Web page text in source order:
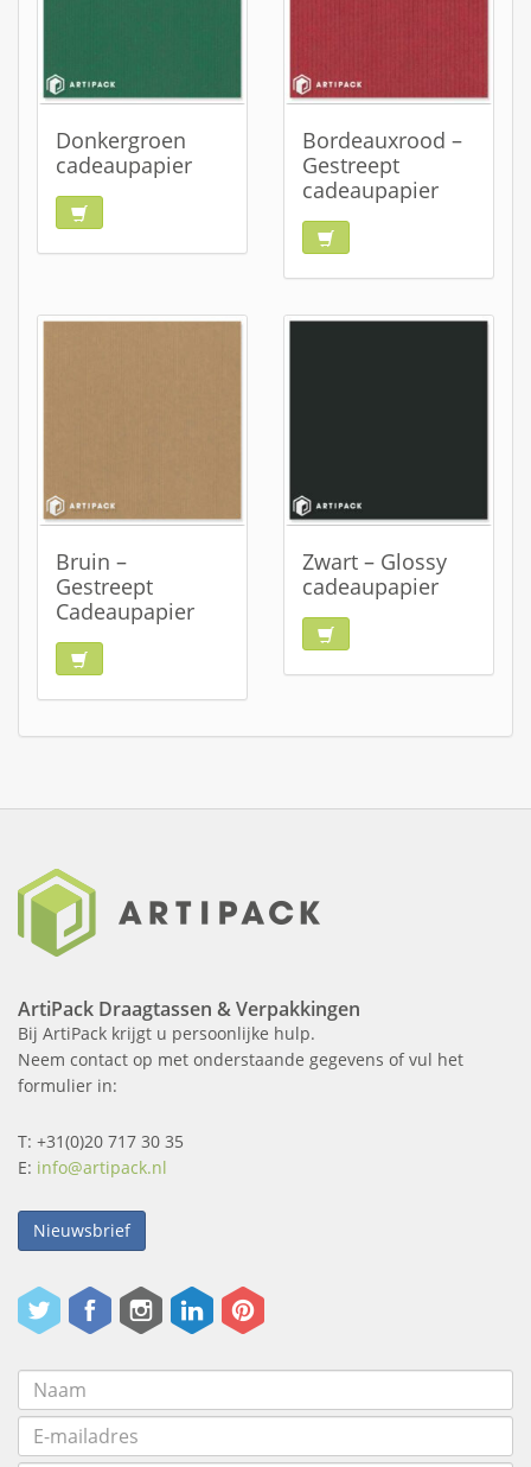
Donkergroen
cadeaupapier
Bordeauxrood –
Gestreept
cadeaupapier
Bruin –
Gestreept
Cadeaupapier
Zwart – Glossy
cadeaupapier
ArtiPack Draagtassen & Verpakkingen
Bij ArtiPack krijgt u persoonlijke hulp.
Neem contact op met onderstaande gegevens of vul het
formulier in:
T: +31(0)20 717 30 35
E: info@artipack.nl
Nieuwsbrief